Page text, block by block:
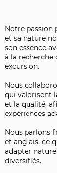
Notre passion
et sa nature
son essence
à la recherche
excursion.
Nous
qui valorisent
et la qualité,
expériences
Nous parlons
et anglais, ce
adapter
diversifiés.